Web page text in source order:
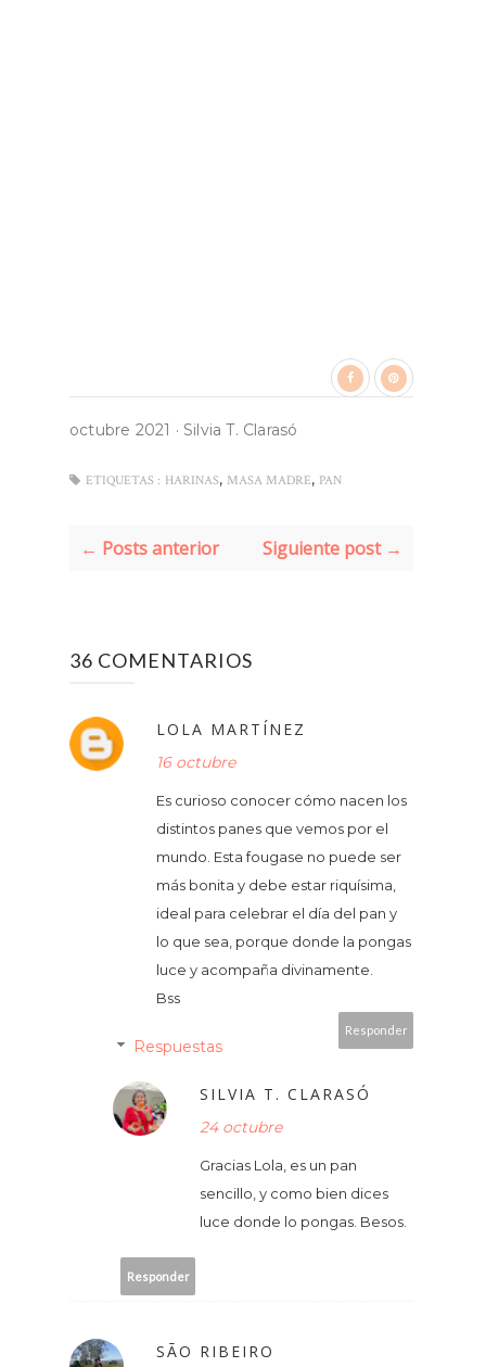
octubre 2021 · Silvia T. Clarasó
ETIQUETAS : HARINAS, MASA MADRE, PAN
← Posts anterior Siguiente post →
36 COMENTARIOS
LOLA MARTÍNEZ
16 octubre
Es curioso conocer cómo nacen los
distintos panes que vemos por el
mundo. Esta fougase no puede ser
más bonita y debe estar riquísima,
ideal para celebrar el día del pan y
lo que sea, porque donde la pongas
luce y acompaña divinamente.
Bss
Responder
Respuestas
SILVIA T. CLARASÓ
24 octubre
Gracias Lola, es un pan
sencillo, y como bien dices
luce donde lo pongas. Besos.
Responder
SÃO RIBEIRO